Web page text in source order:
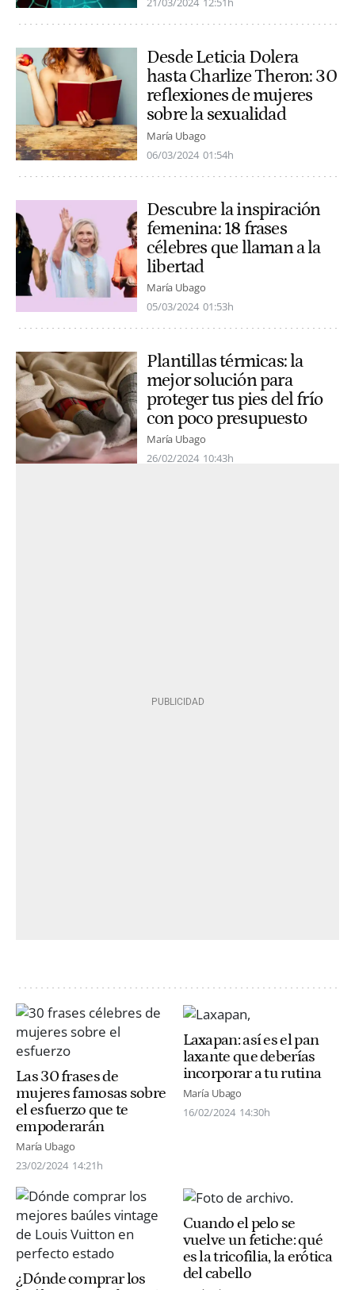
Desde Leticia Dolera
hasta Charlize Theron: 30
reflexiones de mujeres
sobre la sexualidad
María Ubago
06/03/2024 01:54h
Descubre la inspiración
femenina: 18 frases
célebres que llaman a la
libertad
María Ubago
05/03/2024 01:53h
Plantillas térmicas: la
mejor solución para
proteger tus pies del frío
con poco presupuesto
María Ubago
26/02/2024 10:43h
Las 30 frases de
mujeres famosas sobre
el esfuerzo que te
empoderarán
María Ubago
23/02/2024 14:21h
Laxapan: así es el pan
laxante que deberías
incorporar a tu rutina
María Ubago
16/02/2024 14:30h
¿Dónde comprar los
Cuando el pelo se
vuelve un fetiche: qué
es la tricofilia, la erótica
del cabello